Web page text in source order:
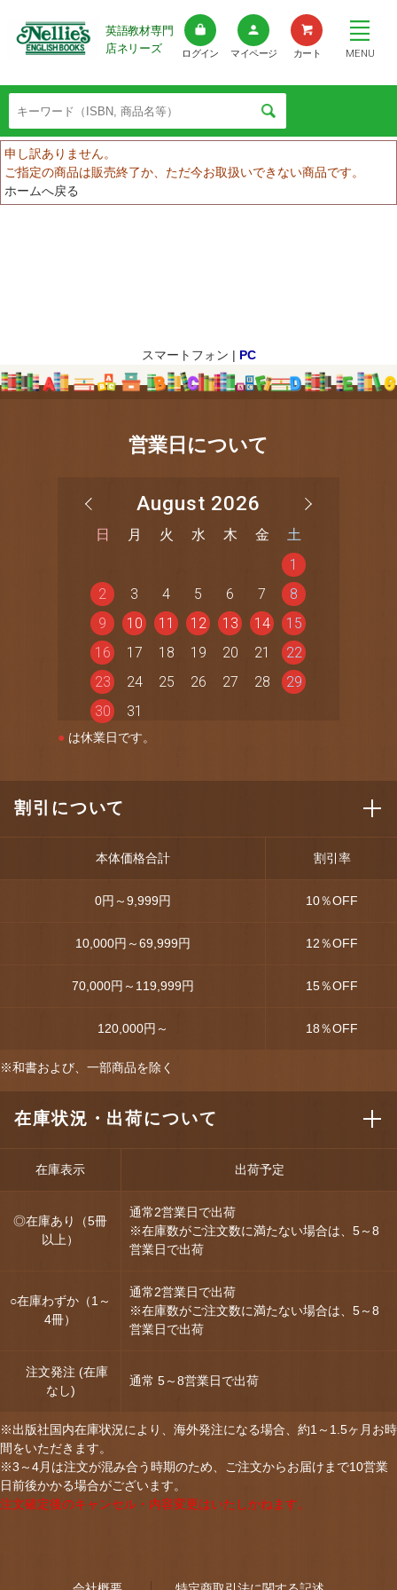
英語教材専門
店ネリーズ
ログイン マイページ カート MENU
申し訳ありません。
ご指定の商品は販売終了か、ただ今お取扱いできない商品です。
ホームへ戻る
スマートフォン | PC
営業日について
August 2026
日 月 火 水 木 金
土
1
2
3 4 5 6 7
8
9
10 11 12 13 14
15
16
17 18 19 20 21
22
23
24 25 26 27 28
29
30
31
● は休業日です。
割引について
本体価格合計 割引率
0円～9,999円 10％OFF
10,000円～69,999円 12％OFF
70,000円～119,999円 15％OFF
120,000円～ 18％OFF
※和書および、一部商品を除く
在庫状況・出荷について
在庫表示 出荷予定
◎在庫あり（5冊
以上）
通常2営業日で出荷
※在庫数がご注文数に満たない場合は、5～8
営業日で出荷
○在庫わずか（1～
4冊）
通常2営業日で出荷
※在庫数がご注文数に満たない場合は、5～8
営業日で出荷
注文発注 (在庫
なし)
通常 5～8営業日で出荷
※出版社国内在庫状況により、海外発注になる場合、約1～1.5ヶ月お時
間をいただきます。
※3～4月は注文が混み合う時期のため、ご注文からお届けまで10営業
日前後かかる場合がございます。
注文確定後のキャンセル・内容変更はいたしかねます。